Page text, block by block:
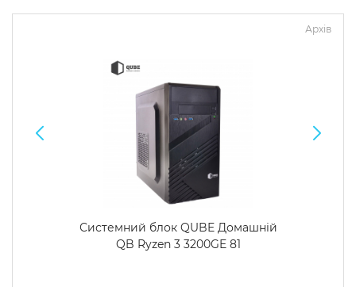
Архів
Системний блок QUBE Домашній
QB Ryzen 3 3200GE 81